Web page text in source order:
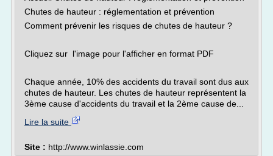
Chutes de hauteur : réglementation et prévention
Comment prévenir les risques de chutes de hauteur ?
Cliquez sur l'image pour l'afficher en format PDF
Chaque année, 10% des accidents du travail sont dus aux
chutes de hauteur. Les chutes de hauteur représentent la
3ème cause d'accidents du travail et la 2ème cause de...
Lire la suite
Site : http://www.winlassie.com